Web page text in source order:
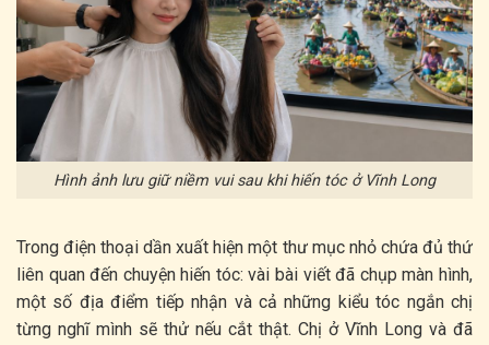
Hình ảnh lưu giữ niềm vui sau khi hiến tóc ở Vĩnh Long
Trong điện thoại dần xuất hiện một thư mục nhỏ chứa đủ thứ
liên quan đến chuyện hiến tóc: vài bài viết đã chụp màn hình,
một số địa điểm tiếp nhận và cả những kiểu tóc ngắn chị
từng nghĩ mình sẽ thử nếu cắt thật. Chị ở Vĩnh Long và đã